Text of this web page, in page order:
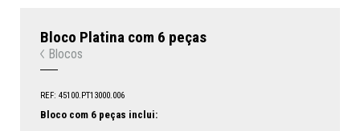
Bloco Platina com 6 peças
Blocos
REF: 45100.PT13000.006
Bloco com 6 peças inclui: